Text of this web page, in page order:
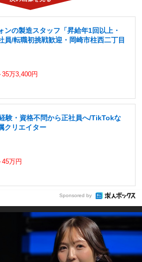
ンの製造スタッフ「昇給年1回以上・
員/転職初挑戦歓迎・岡崎市柱西二丁目
35万3,400円
験・資格不問から正社員へ/TikTokな
クリエイター
45万円
Sponsored by